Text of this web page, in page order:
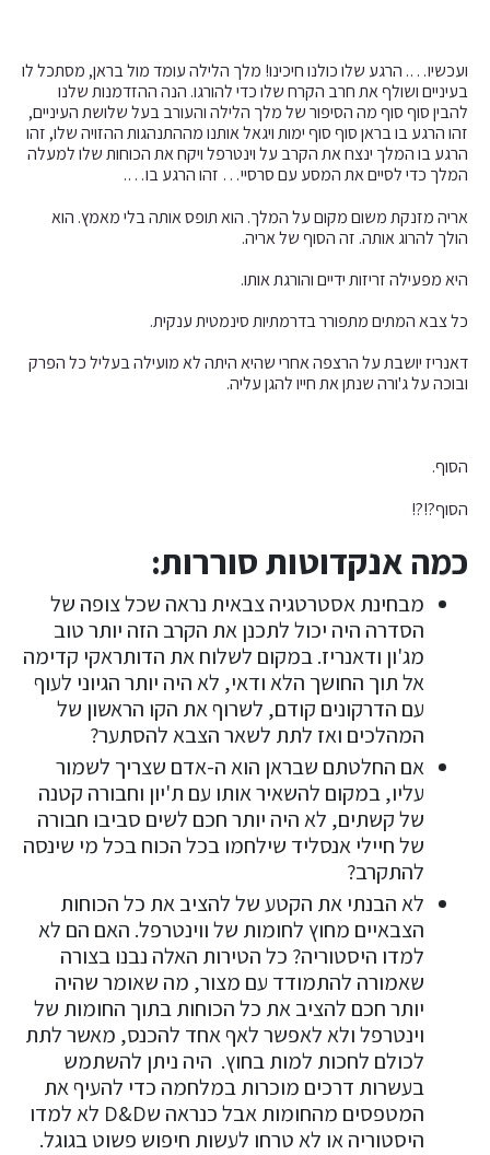
ועכשיו…. הרגע שלו כולנו חיכינו! מלך הלילה עומד מול בראן, מסתכל לו
בעיניים ושולף את חרב הקרח שלו כדי להורגו. הנה ההזדמנות שלנו
להבין סוף סוף מה הסיפור של מלך הלילה והעורב בעל שלושת העיניים,
זהו הרגע בו בראן סוף סוף ימות ויגאל אותנו מההתנהגות ההזויה שלו, זהו
הרגע בו המלך ינצח את הקרב על וינטרפל ויקח את הכוחות שלו למעלה
המלך כדי לסיים את המסע עם סרסיי… זהו הרגע בו….
אריה מזנקת משום מקום על המלך. הוא תופס אותה בלי מאמץ. הוא
הולך להרוג אותה. זה הסוף של אריה.
היא מפעילה זריזות ידיים והורגת אותו.
כל צבא המתים מתפורר בדרמתיות סינמטית ענקית.
דאנריז יושבת על הרצפה אחרי שהיא היתה לא מועילה בעליל כל הפרק
ובוכה על ג'ורה שנתן את חייו להגן עליה.
הסוף.
הסוף?!?!
כמה אנקדוטות סוררות:
מבחינת אסטרטגיה צבאית נראה שכל צופה של
הסדרה היה יכול לתכנן את הקרב הזה יותר טוב
מג'ון ודאנריז. במקום לשלוח את הדותראקי קדימה
אל תוך החושך הלא ודאי, לא היה יותר הגיוני לעוף
עם הדרקונים קודם, לשרוף את הקו הראשון של
המהלכים ואז לתת לשאר הצבא להסתער?
אם החלטתם שבראן הוא ה-אדם שצריך לשמור
עליו, במקום להשאיר אותו עם ת'יון וחבורה קטנה
של קשתים, לא היה יותר חכם לשים סביבו חבורה
של חיילי אנסליד שילחמו בכל הכוח בכל מי שינסה
להתקרב?
לא הבנתי את הקטע של להציב את כל הכוחות
הצבאיים מחוץ לחומות של ווינטרפל. האם הם לא
למדו היסטוריה? כל הטירות האלה נבנו בצורה
שאמורה להתמודד עם מצור, מה שאומר שהיה
יותר חכם להציב את כל הכוחות בתוך החומות של
וינטרפל ולא לאפשר לאף אחד להכנס, מאשר לתת
לכולם לחכות למות בחוץ. היה ניתן להשתמש
בעשרות דרכים מוכרות במלחמה כדי להעיף את
המטפסים מהחומות אבל כנראה שD&D לא למדו
היסטוריה או לא טרחו לעשות חיפוש פשוט בגוגל.